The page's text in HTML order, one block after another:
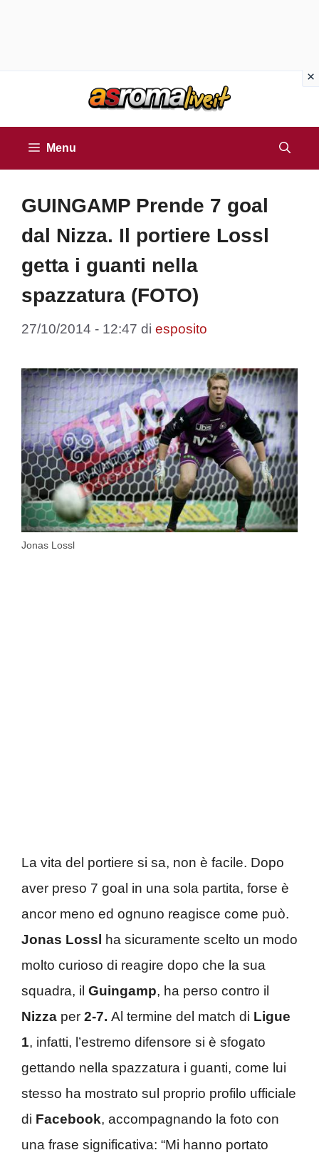
Menu
GUINGAMP Prende 7 goal
dal Nizza. Il portiere Lossl
getta i guanti nella
spazzatura (FOTO)
27/10/2014 - 12:47 di esposito
Jonas Lossl
La vita del portiere si sa, non è facile. Dopo
aver preso 7 goal in una sola partita, forse è
ancor meno ed ognuno reagisce come può.
Jonas Lossl
ha sicuramente scelto un modo
molto curioso di reagire dopo che la sua
squadra, il Guingamp, ha perso contro il
Nizza per 2-7. Al termine del match di Ligue
1, infatti, l’estremo difensore si è sfogato
gettando nella spazzatura i guanti, come lui
stesso ha mostrato sul proprio profilo ufficiale
di Facebook, accompagnando la foto con
una frase significativa: “Mi hanno portato